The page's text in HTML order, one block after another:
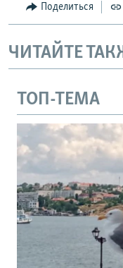
Поделиться
ЧИТАЙТЕ
ТОП-ТЕМА